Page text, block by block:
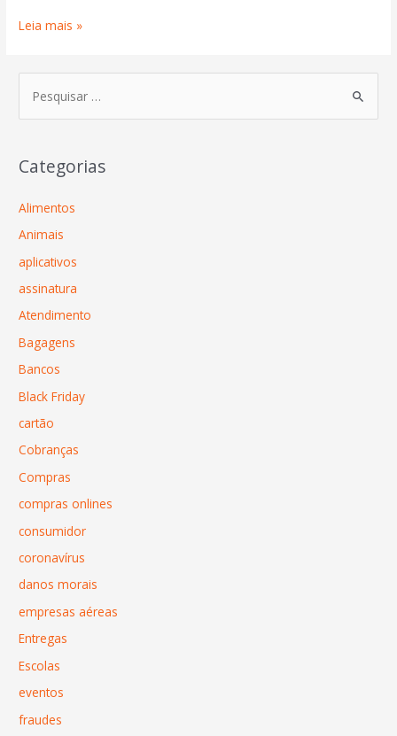
Leia mais »
Categorias
Alimentos
Animais
aplicativos
assinatura
Atendimento
Bagagens
Bancos
Black Friday
cartão
Cobranças
Compras
compras onlines
consumidor
coronavírus
danos morais
empresas aéreas
Entregas
Escolas
eventos
fraudes